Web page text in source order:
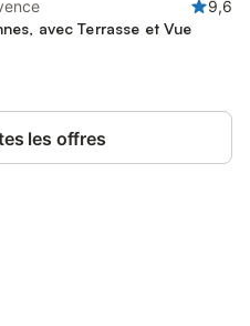
9,6
avec Terrasse et Vue
les offres